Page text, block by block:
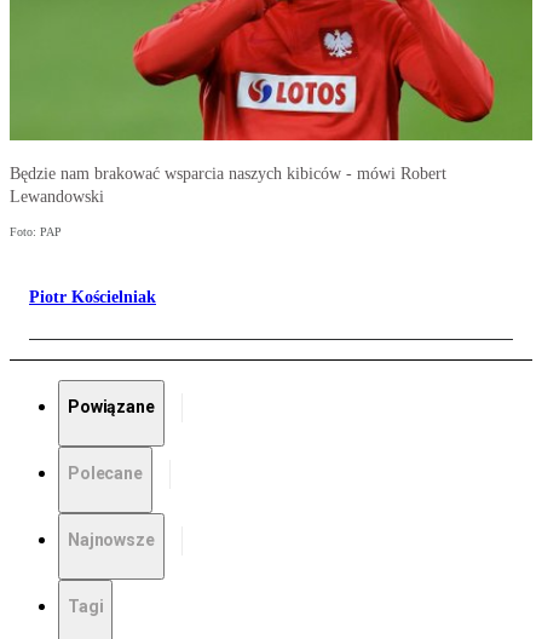
Będzie nam brakować wsparcia naszych kibiców - mówi Robert
Lewandowski
Foto: PAP
Piotr Kościelniak
Powiązane
Polecane
Najnowsze
Tagi